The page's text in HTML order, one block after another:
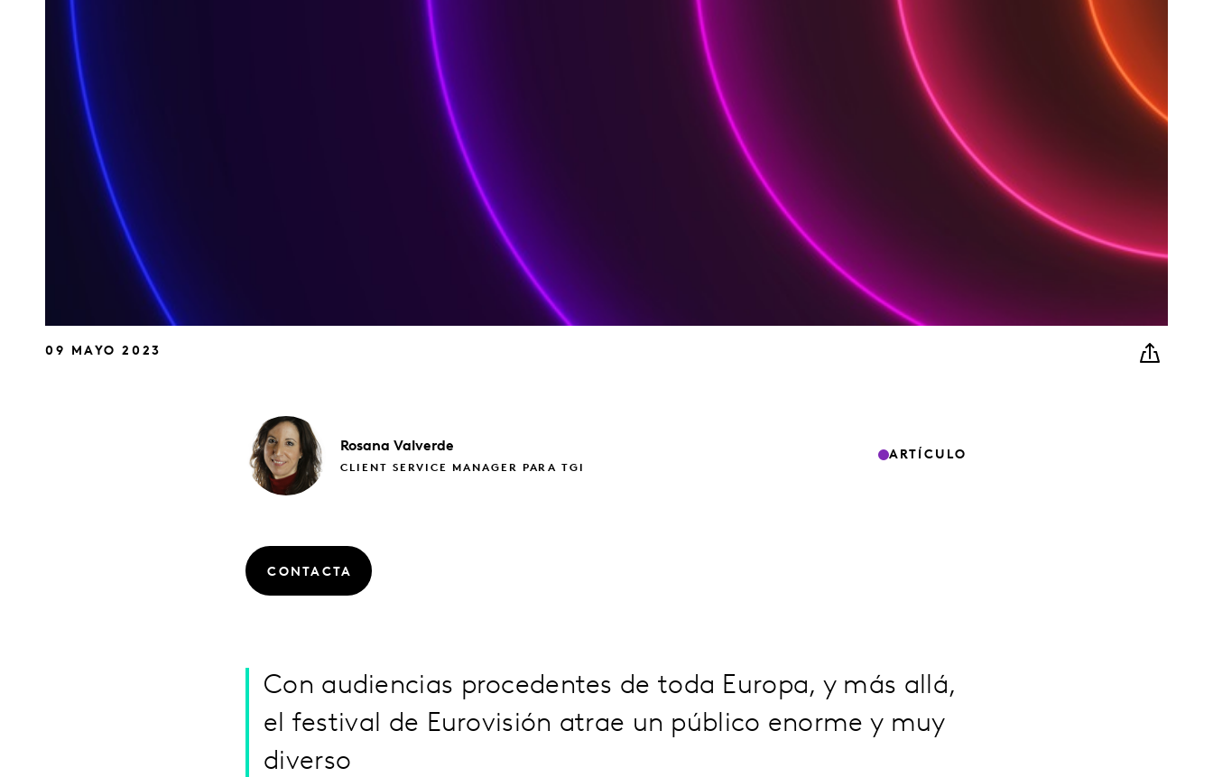
09 MAYO 2023
Rosana Valverde
CLIENT SERVICE MANAGER PARA TGI
ARTÍCULO
CONTACTA
Con audiencias procedentes de toda Europa, y más allá,
el festival de Eurovisión atrae un público enorme y muy
diverso